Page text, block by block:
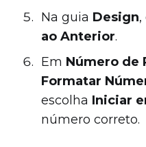
Na guia Design
ao Anterior.
Em Número de
Formatar
escolha Iniciar
número correto.